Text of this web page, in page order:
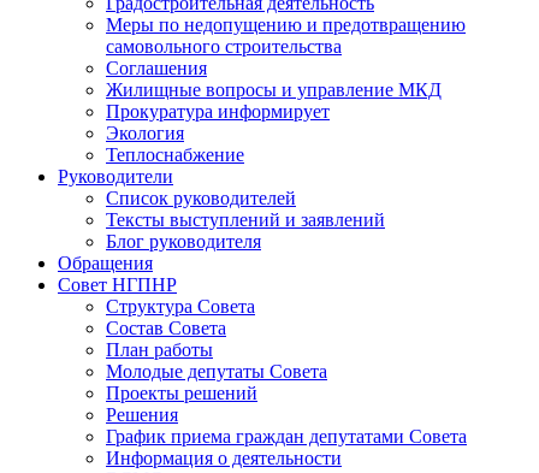
Меры по недопущению и предотвращению
самовольного строительства
Соглашения
Жилищные вопросы и управление МКД
Прокуратура информирует
Экология
Теплоснабжение
Руководители
Список руководителей
Тексты выступлений и заявлений
Блог руководителя
Обращения
Совет НГПНР
Структура Совета
Состав Совета
План работы
Молодые депутаты Совета
Проекты решений
Решения
График приема граждан депутатами Совета
Информация о деятельности